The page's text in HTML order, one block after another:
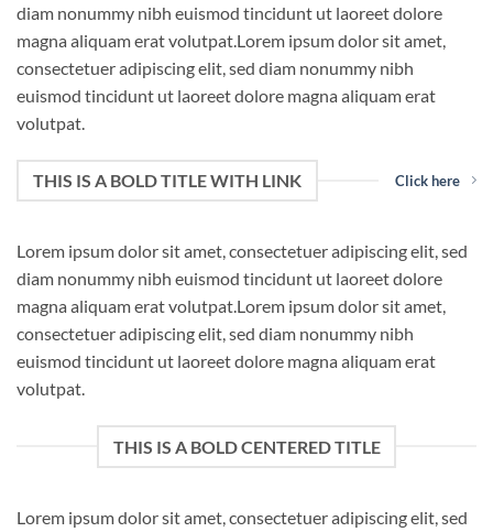
diam nonummy nibh euismod tincidunt ut laoreet dolore
magna aliquam erat volutpat.Lorem ipsum dolor sit amet,
consectetuer adipiscing elit, sed diam nonummy nibh
euismod tincidunt ut laoreet dolore magna aliquam erat
volutpat.
THIS IS A BOLD TITLE WITH LINK Click here
Lorem ipsum dolor sit amet, consectetuer adipiscing elit, sed
diam nonummy nibh euismod tincidunt ut laoreet dolore
magna aliquam erat volutpat.Lorem ipsum dolor sit amet,
consectetuer adipiscing elit, sed diam nonummy nibh
euismod tincidunt ut laoreet dolore magna aliquam erat
volutpat.
THIS IS A BOLD CENTERED TITLE
Lorem ipsum dolor sit amet, consectetuer adipiscing elit, sed